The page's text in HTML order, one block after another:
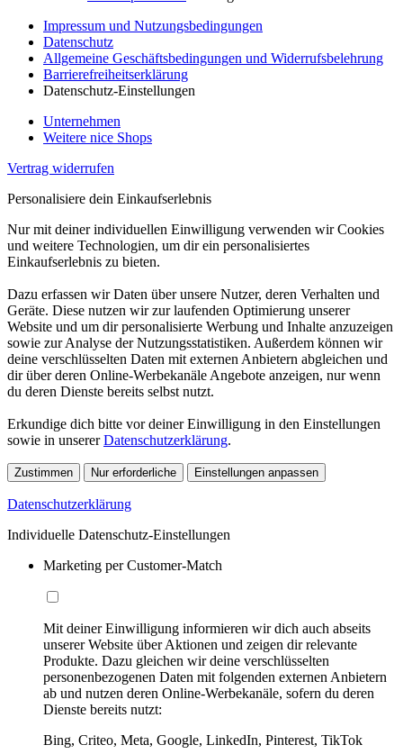
Impressum und Nutzungsbedingungen
Datenschutz
Allgemeine Geschäftsbedingungen und Widerrufsbelehrung
Barrierefreiheitserklärung
Datenschutz-Einstellungen
Unternehmen
Weitere nice Shops
Vertrag widerrufen
Personalisiere dein Einkaufserlebnis
Nur mit deiner individuellen Einwilligung verwenden wir Cookies
und weitere Technologien, um dir ein personalisiertes
Einkaufserlebnis zu bieten.
Dazu erfassen wir Daten über unsere Nutzer, deren Verhalten und
Geräte. Diese nutzen wir zur laufenden Optimierung unserer
Website und um dir personalisierte Werbung und Inhalte anzuzeigen
sowie zur Analyse der Nutzungsstatistiken. Außerdem können wir
deine verschlüsselten Daten mit externen Anbietern abgleichen und
dir über deren Online-Werbekanäle Angebote anzeigen, nur wenn
du deren Dienste bereits selbst nutzt.
Erkundige dich bitte vor deiner Einwilligung in den Einstellungen
sowie in unsererDatenschutzerklärung.
Zustimmen Nur erforderliche Einstellungen anpassen
Datenschutzerklärung
Individuelle Datenschutz-Einstellungen
Marketing per Customer-Match
Mit deiner Einwilligung informieren wir dich auch abseits
unserer Website über Aktionen und zeigen dir relevante
Produkte. Dazu gleichen wir deine verschlüsselten
personenbezogenen Daten mit folgenden externen Anbietern
ab und nutzen deren Online-Werbekanäle, sofern du deren
Dienste bereits nutzt:
Bing, Criteo, Meta, Google, LinkedIn, Pinterest, TikTok